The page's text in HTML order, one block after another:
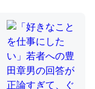
回収されないけ
ればするほど分